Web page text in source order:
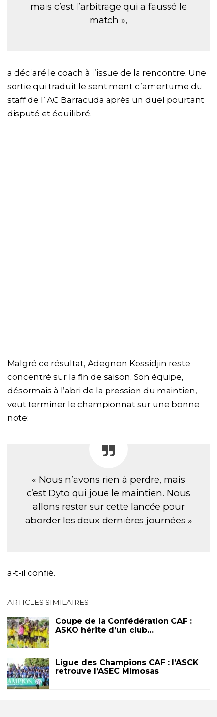
mais c’est l’arbitrage qui a faussé le
match »,
a déclaré le coach à l’issue de la rencontre. Une
sortie qui traduit le sentiment d’amertume du
staff de l’ AC Barracuda après un duel pourtant
disputé et équilibré.
Malgré ce résultat, Adegnon Kossidjin reste
concentré sur la fin de saison. Son équipe,
désormais à l’abri de la pression du maintien,
veut terminer le championnat sur une bonne
note:
« Nous n’avons rien à perdre, mais
c’est Dyto qui joue le maintien. Nous
allons rester sur cette lancée pour
aborder les deux dernières journées »
a-t-il confié.
ARTICLES SIMILAIRES
Coupe de la Confédération CAF :
ASKO hérite d’un club…
Ligue des Champions CAF : l’ASCK
retrouve l’ASEC Mimosas